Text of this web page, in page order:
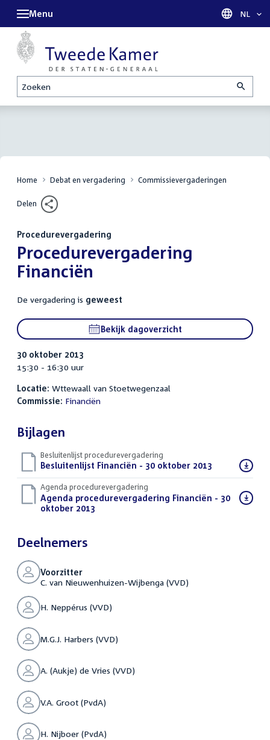
Zoeken
Menu Taal
NL
Home Debat en vergadering Commissievergaderingen
Delen
Procedurevergadering
:Procedurevergadering
Financiën
De vergadering is geweest
Bekijk dagoverzicht
30 oktober 2013
15:30 - 16:30 uur
Locatie: Wttewaall van Stoetwegenzaal
Commissie: Financiën
Bijlagen
Besluitenlijst procedurevergadering
Download
bestand:
Besluitenlijst Financiën - 30 oktober 2013
Agenda procedurevergadering
Download
bestand:
Agenda procedurevergadering Financiën - 30
oktober 2013
Deelnemers
Voorzitter
C. van Nieuwenhuizen-Wijbenga (VVD)
H. Neppérus (VVD)
M.G.J. Harbers (VVD)
A. (Aukje) de Vries (VVD)
V.A. Groot (PvdA)
H. Nijboer (PvdA)